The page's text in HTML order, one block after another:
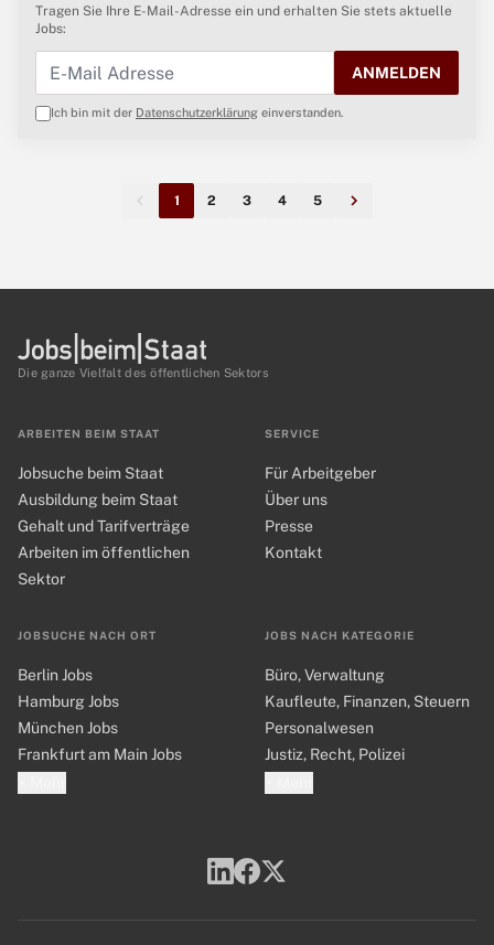
Tragen Sie Ihre E-Mail-Adresse ein und erhalten Sie stets aktuelle
Jobs:
ANMELDEN
Ich bin mit der Datenschutzerklärung einverstanden.
1 2 3 4 5
Die ganze Vielfalt des öffentlichen Sektors
ARBEITEN BEIM STAAT
Jobsuche beim Staat
Ausbildung beim Staat
Gehalt und Tarifverträge
Arbeiten im öffentlichen
Sektor
JOBSUCHE NACH ORT
Berlin Jobs
Hamburg Jobs
München Jobs
Frankfurt am Main Jobs
JOBS NACH KATEGORIE
Büro, Verwaltung
Kaufleute, Finanzen, Steuern
Personalwesen
Justiz, Recht, Polizei
SERVICE
Für Arbeitgeber
Über uns
Presse
Kontakt